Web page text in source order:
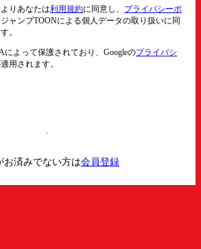
りあなたは利用規約に同意し、 プライバシーポ
ャンプTOONによる個人データの取り扱いに同
。
によって保護されており、Googleのプライバシ
用されます。
お済みでない方は会員登録